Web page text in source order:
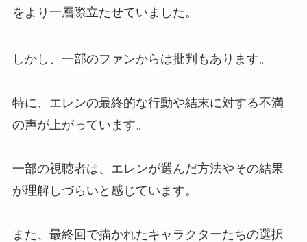
をより一層際立たせていました。
しかし、一部のファンからは批判もあります。
特に、エレンの最終的な行動や結末に対する不満
の声が上がっています。
一部の視聴者は、エレンが選んだ方法やその結果
が理解しづらいと感じています。
また、最終回で描かれたキャラクターたちの選択